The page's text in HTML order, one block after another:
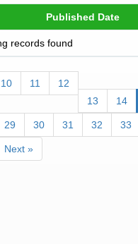
Published Date
records found
10 11
12
13
14
29 30 31 32 33
Next »